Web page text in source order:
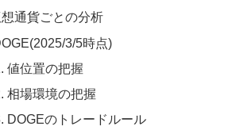
通貨ごとの分析
3/5時点)
値位置の把握
相場環境の把握
DOGEのトレードルール